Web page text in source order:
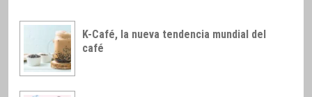
K-Café, la nueva tendencia mundial del
café